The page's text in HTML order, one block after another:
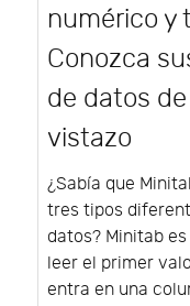
numérico y
Conozca
de datos
vistazo
¿Sabía que
tres tipos
datos? Minitab
leer el primer
entra en una